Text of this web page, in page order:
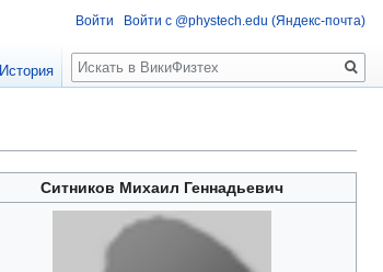
Ситников Михаил Геннадьевич
Войти Войти с @phystech.edu (Яндекс-почта)
История
Поиск